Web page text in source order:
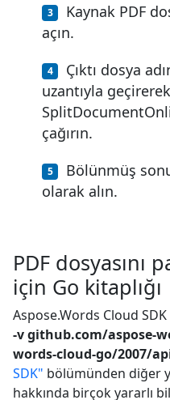
Kaynak PDF
açın.
Çıktı dosya
uzantıyla geçirerek
çağırın.
Bölünmüş
olarak alın.
PDF dosyasını
için Go kitaplığı
Aspose.Words Cloud
-v github.com/aspose-
words-cloud-go/2007/
SDK" bölümünden diğer
hakkında birçok yararlı